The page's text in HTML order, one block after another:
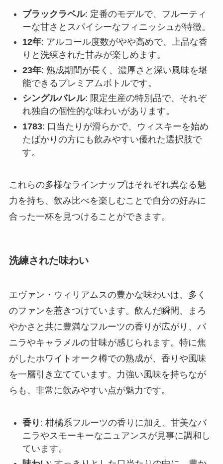
ブラックラベル: 定番のモデルで、フルーティ
ーな甘さとスパイシーなフィニッシュが特徴。
12年: アルコール度数がやや高めで、上品な香
りと洗練された甘みが楽しめます。
23年: 熟成期間が長く、濃厚さと深い風味を堪
能できるプレミアムボトルです。
シングルバレル: 限定生産の特別品で、それぞ
れ独自の個性的な味わいがあります。
1783: 口当たりが滑らかで、ウィスキーを始め
たばかりの方にも飲みやすい優れた選択肢で
す。
これらの多様なラインナップはそれぞれ異なる魅
力を持ち、飲み比べを楽しむことで自分の好みに
合った一杯を見つけることができます。
洗練された味わい
エヴァン・ウィリアムスの豊かな味わいは、多く
のファンを惹きつけています。飲んだ瞬間、まろ
やかさと共に豊満なフルーツの香りが広がり、バ
ニラやキャラメルの甘味が感じられます。特に焦
がしたホワイトオーク樽での熟成が、香りや風味
を一層引き立てています。力強い風味を持ちなが
らも、非常に飲みやすい点が魅力です。
香り : 柑橘系フルーツの香りに加え、甘美なバ
ニラやスモーキーなニュアンスが見事に調和し
ています。